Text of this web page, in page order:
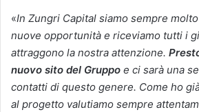
«In Zungri Capital siamo sempre
nuove opportunità e riceviamo tutti i
attraggono la nostra attenzione.
nuovo sito del Gruppo e ci sarà una
contatti di questo genere. Come ho
al progetto valutiamo sempre